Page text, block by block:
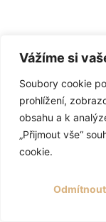
Vážíme si
Soubory cookie
prohlížení,
obsahu a k
„Přijmout vše“
cookie.